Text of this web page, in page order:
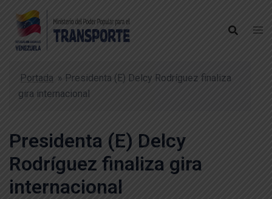
Portada » Presidenta (E) Delcy Rodríguez finaliza
gira internacional
Presidenta (E) Delcy
Rodríguez finaliza gira
internacional